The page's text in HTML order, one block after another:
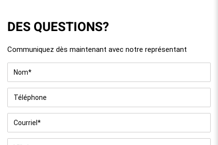
DES QUESTIONS?
Communiquez dès maintenant avec notre représentant
Nom *
Téléphone
Courriel *